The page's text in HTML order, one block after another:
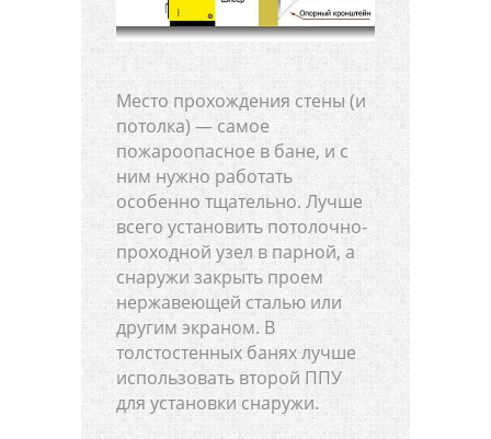
Место прохождения стены (и
потолка) — самое
пожароопасное в бане, и с
ним нужно работать
особенно тщательно. Лучше
всего установить потолочно-
проходной узел в парной, а
снаружи закрыть проем
нержавеющей сталью или
другим экраном. В
толстостенных банях лучше
использовать второй ППУ
для установки снаружи.